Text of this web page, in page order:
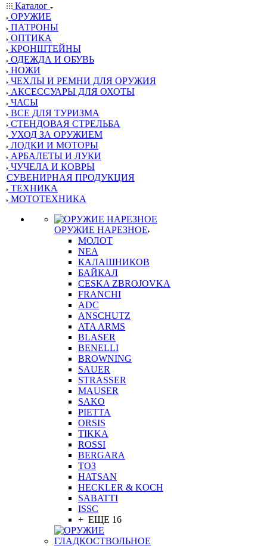
Каталог
ОРУЖИЕ
ПАТРОНЫ
ОПТИКА
КРОНШТЕЙНЫ
ОДЕЖДА И ОБУВЬ
НОЖИ
ЧЕХЛЫ И РЕМНИ ДЛЯ ОРУЖИЯ
АКСЕССУАРЫ ДЛЯ ОХОТЫ
ЧАСЫ
ВСЕ ДЛЯ ТУРИЗМА
СТЕНДОВАЯ СТРЕЛЬБА
УХОД ЗА ОРУЖИЕМ
ЛОДКИ И МОТОРЫ
АРБАЛЕТЫ И ЛУКИ
ЧУЧЕЛА И КОВРЫ
СУВЕНИРНАЯ ПРОДУКЦИЯ
ТЕХНИКА
МОТОТЕХНИКА
ОРУЖИЕ НАРЕЗНОЕ
МОЛОТ
NEA
КАЛАШНИКОВ
БАЙКАЛ
CESKA ZBROJOVKA
FRANCHI
ADC
ANSCHUTZ
ATA ARMS
BLASER
BENELLI
BROWNING
SAUER
STRASSER
MAUSER
SAKO
PIETTA
ORSIS
TIKKA
ROSSI
BERGARA
ТОЗ
HATSAN
HECKLER & KOCH
SABATTI
ISSC
+ ЕЩЕ 16